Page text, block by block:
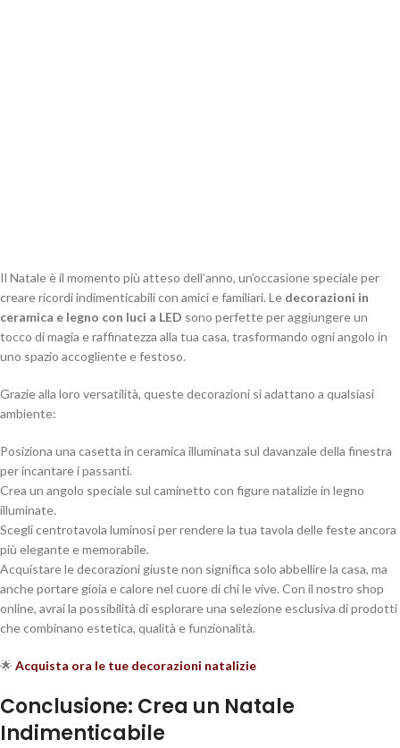
Il Natale è il momento più atteso dell’anno, un’occasione speciale per
creare ricordi indimenticabili con amici e familiari. Le decorazioni in
ceramica e legno con luci a LED sono perfette per aggiungere un
tocco di magia e raffinatezza alla tua casa, trasformando ogni angolo in
uno spazio accogliente e festoso.
Grazie alla loro versatilità, queste decorazioni si adattano a qualsiasi
ambiente:
Posiziona una casetta in ceramica illuminata sul davanzale della finestra
per incantare i passanti.
Crea un angolo speciale sul caminetto con figure natalizie in legno
illuminate.
Scegli centrotavola luminosi per rendere la tua tavola delle feste ancora
più elegante e memorabile.
Acquistare le decorazioni giuste non significa solo abbellire la casa, ma
anche portare gioia e calore nel cuore di chi le vive. Con il nostro shop
online, avrai la possibilità di esplorare una selezione esclusiva di prodotti
che combinano estetica, qualità e funzionalità.
🌟 Acquista ora le tue decorazioni natalizie
Conclusione: Crea un Natale
Indimenticabile